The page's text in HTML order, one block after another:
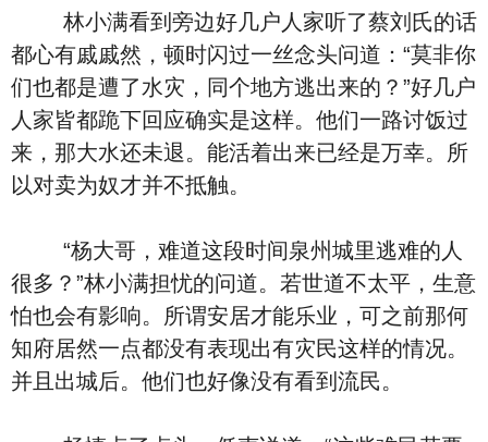
林小满看到旁边好几户人家听了蔡刘氏的话
都心有戚戚然，顿时闪过一丝念头问道：“莫非你
们也都是遭了水灾，同个地方逃出来的？”好几户
人家皆都跪下回应确实是这样。他们一路讨饭过
来，那大水还未退。能活着出来已经是万幸。所
以对卖为奴才并不抵触。
“杨大哥，难道这段时间泉州城里逃难的人
很多？”林小满担忧的问道。若世道不太平，生意
怕也会有影响。所谓安居才能乐业，可之前那何
知府居然一点都没有表现出有灾民这样的情况。
并且出城后。他们也好像没有看到流民。